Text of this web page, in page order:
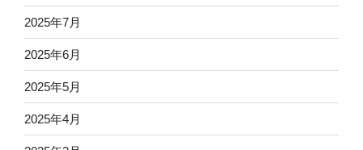
2025年7月
2025年6月
2025年5月
2025年4月